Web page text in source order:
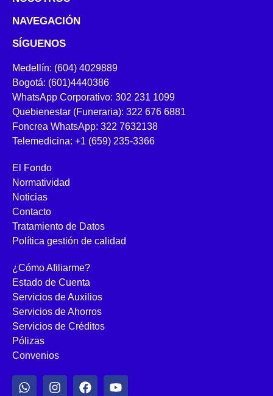
NAVEGACIÓN
SÍGUENOS
Medellín: (604) 4029889
Bogotá: (601)4440386
WhatsApp Corporativo: 302 231 1099
Quebienestar (Funeraria): 322 676 6881
Foncrea WhatsApp: 322 7632138
Telemedicina: +1 (659) 235-3366
El Fondo
Normatividad
Noticias
Contacto
Tratamiento de Datos
Política gestión de calidad
¿Cómo Afiliarme?
Estado de Cuenta
Servicios de Auxilios
Servicios de Ahorros
Servicios de Créditos
Pólizas
Convenios